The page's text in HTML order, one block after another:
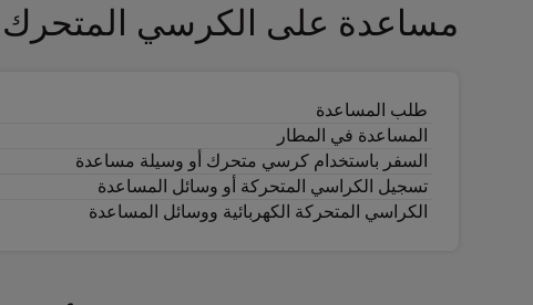
مساعدة على الكرسي المتحرك
طلب المساعدة
المساعدة في المطار
السفر باستخدام كرسي متحرك أو وسيلة مساعدة
تسجيل الكراسي المتحركة أو وسائل المساعدة
الكراسي المتحركة الكهربائية ووسائل المساعدة